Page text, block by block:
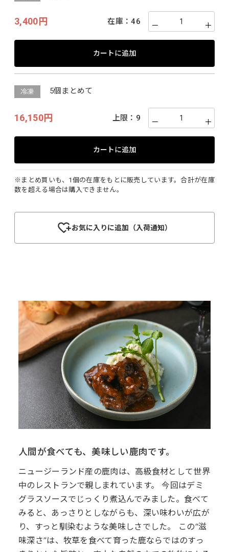
3,400円 在庫：46 ＋
－
カートに追加
冷凍 5個まとめて
16,150円 上限： 9 ＋
－
カートに追加
※まとめ買いも、1個の在庫をもとに販売しています。合計が在庫
数を超える場合は購入できません。
お気に入りに追加（入荷通知）
人間が食べても、美味しい鹿肉です。
ニュージーランド産の鹿肉は、高級食材として世界
中のレストランで親しまれています。 今回はデミ
グラスソースでじっくり煮込んでみました。食べて
みると、あっさりとしながらも、深い味わいが広が
り、すっと馴染むような美味しさでした。 この“滋
味深さ”は、牧草を食べて育った鹿ならではのすっ